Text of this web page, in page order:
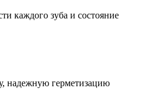
каждого зуба и состояние
надежную герметизацию